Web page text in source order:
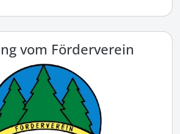
vom Förderverein